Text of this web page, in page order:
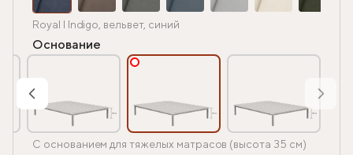
Royal I Indigo, вельвет, синий
Основание
С основанием для тяжелых матрасов (высота 35 см)